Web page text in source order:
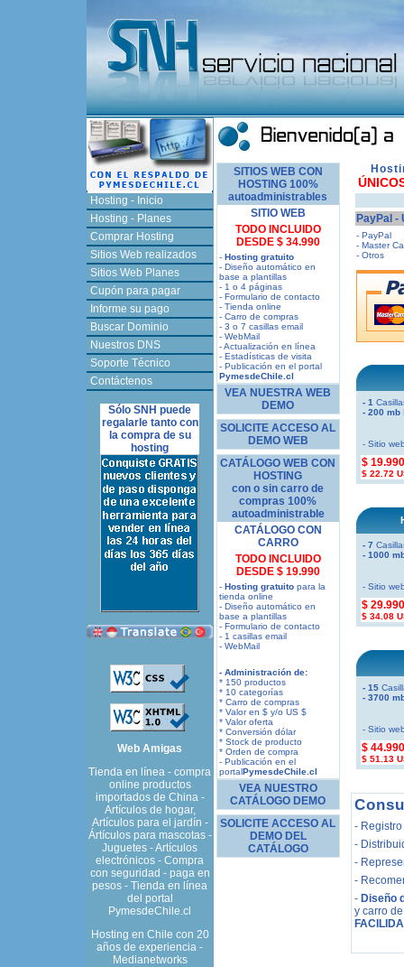
Hosting - Inicio
Hosting - Planes
Comprar Hosting
Sitios Web realizados
Sitios Web Planes
Cupón para pagar
Informe su pago
Buscar Dominio
Nuestros DNS
Soporte Técnico
Contáctenos
Sólo SNH puede
regalarle tanto con
la compra de su
hosting
Web Amigas
Tienda en línea - compra
online productos
importados de China -
Artículos de hogar,
Artículos para el jardín -
Ártículos para mascotas -
Juguetes - Artículos
electrónicos - Compra
con seguridad - paga en
pesos - Tienda en línea
del portal
PymesdeChile.cl
Hosting en Chile con 20
años de experiencia -
Medianetworks
SITIOS WEB CON
HOSTING 100%
autoadministrables
SITIO WEB
TODO INCLUIDO
DESDE $ 34.990
- Hosting gratuito
- Diseño automático en
base a plantillas
- 1 o 4 páginas
- Formulario de contacto
- Tienda online
- Carro de compras
- 3 o 7 casillas email
- WebMail
- Actualización en línea
- Estadísticas de visita
- Publicación en el portal
PymesdeChile.cl
VEA NUESTRA WEB
DEMO
SOLICITE ACCESO AL
DEMO WEB
CATÁLOGO WEB CON
HOSTING
con o sin carro de
compras 100%
autoadministrable
CATÁLOGO CON
CARRO
TODO INCLUIDO
DESDE $ 19.990
- Hosting gratuitopara la
tienda online
- Diseño automático en
base a plantillas
- Formulario de contacto
- 1 casillas email
- WebMail
- Administración de:
* 150 productos
* 10 categorías
* Carro de compras
* Valor en $ y/o US $
* Valor oferta
* Conversión dólar
* Stock de producto
* Orden de compra
- Publicación en el
portalPymesdeChile.cl
VEA NUESTRO
CATÁLOGO DEMO
SOLICITE ACCESO AL
DEMO DEL
CATÁLOGO
PayPal -
- PayPal
- Master
- Otros
- 1
- 200 mb
- Sitio
$
$ 22.72
- 7
- 1000
- Sitio
$
$ 34.08
- 15
- 3700
- Sitio
$
$ 51.13
-
-
-
-
- Diseño
y carro